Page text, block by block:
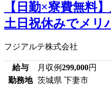
【日勤×寮費無料
土日祝休みでメリ
フジアルテ株式会社
給与 月収例299,000円
勤務地 茨城県 下妻市